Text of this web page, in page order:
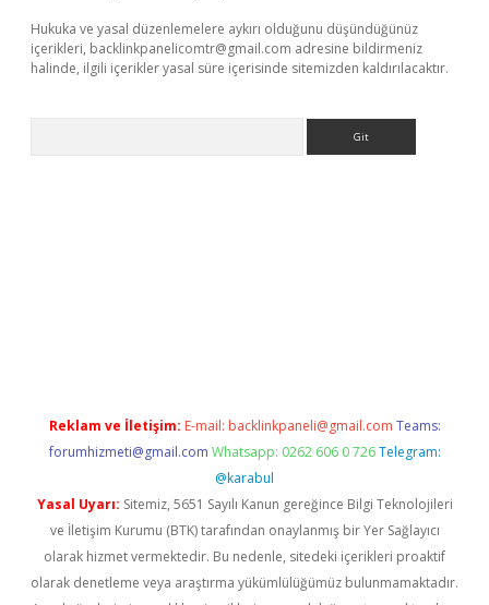
Hukuka ve yasal düzenlemelere aykırı olduğunu düşündüğünüz
içerikleri, backlinkpanelicomtr@gmail.com adresine bildirmeniz
halinde, ilgili içerikler yasal süre içerisinde sitemizden kaldırılacaktır.
Reklam ve İletişim: E-mail: backlinkpaneli@gmail.com Teams:
forumhizmeti@gmail.com Whatsapp: 0262 606 0 726 Telegram:
@karabul
Yasal Uyarı: Sitemiz, 5651 Sayılı Kanun gereğince Bilgi Teknolojileri
ve İletişim Kurumu (BTK) tarafından onaylanmış bir Yer Sağlayıcı
olarak hizmet vermektedir. Bu nedenle, sitedeki içerikleri proaktif
olarak denetleme veya araştırma yükümlülüğümüz bulunmamaktadır.